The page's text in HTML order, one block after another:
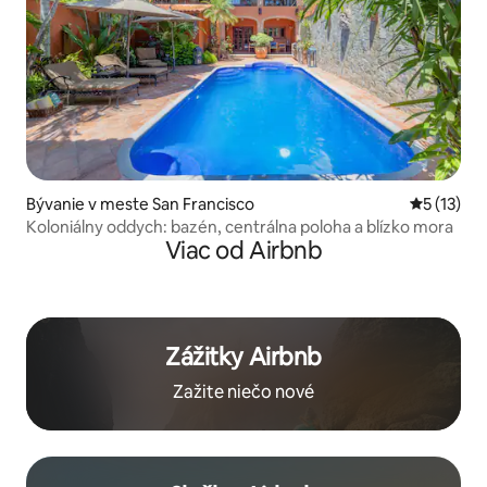
Bývanie v meste San Francisco
5 (13)
Koloniálny oddych: bazén, centrálna poloha a blízko mora
Viac od Airbnb
Zážitky Airbnb
Zažite niečo nové